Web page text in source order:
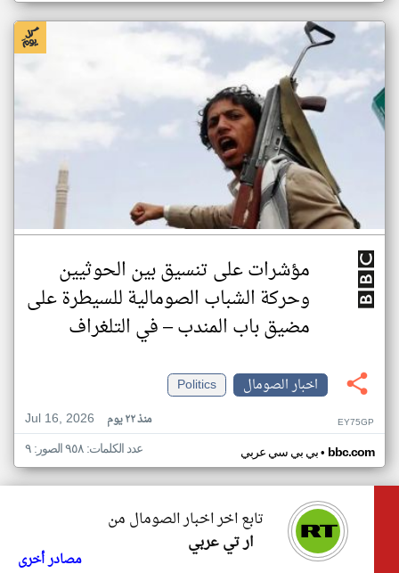
مؤشرات على تنسيق بين الحوثيين
وحركة الشباب الصومالية للسيطرة على
مضيق باب المندب – في التلغراف
اخبار الصومال
Politics
Jul 16, 2026
منذ ٢٢ يوم EY75GP
بي بي سي عربي• bbc.com عدد الكلمات: ٩٥٨ الصور: ٩
تابع اخر اخبار الصومال من
ار تي عربي
مصادر أخرى